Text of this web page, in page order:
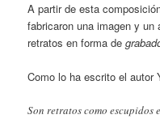
A partir de esta
fabricaron una imagen y
retratos en forma de
Como lo ha escrito el autor
Son retratos como